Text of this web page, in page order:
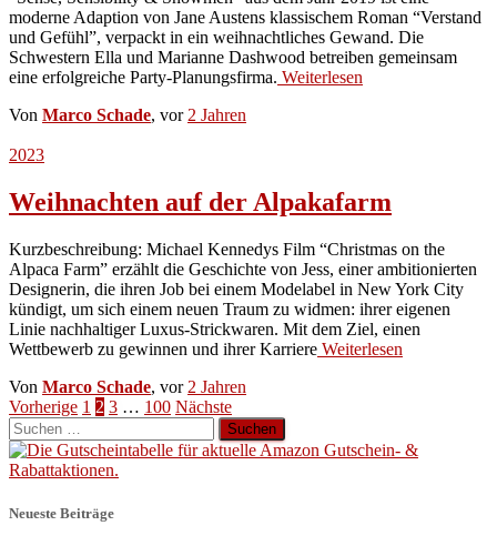
moderne Adaption von Jane Austens klassischem Roman “Verstand
und Gefühl”, verpackt in ein weihnachtliches Gewand. Die
Schwestern Ella und Marianne Dashwood betreiben gemeinsam
eine erfolgreiche Party-Planungsfirma. Weiterlesen
Von Marco Schade, vor 2 Jahren
2023
Weihnachten auf der Alpakafarm
Kurzbeschreibung: Michael Kennedys Film “Christmas on the
Alpaca Farm” erzählt die Geschichte von Jess, einer ambitionierten
Designerin, die ihren Job bei einem Modelabel in New York City
kündigt, um sich einem neuen Traum zu widmen: ihrer eigenen
Linie nachhaltiger Luxus-Strickwaren. Mit dem Ziel, einen
Wettbewerb zu gewinnen und ihrer Karriere Weiterlesen
Von Marco Schade, vor 2 Jahren
Seitennummerierung
der
Beiträge
Vorherige 1 2 3 … 100 Nächste
Suchen
nach:
Neueste Beiträge